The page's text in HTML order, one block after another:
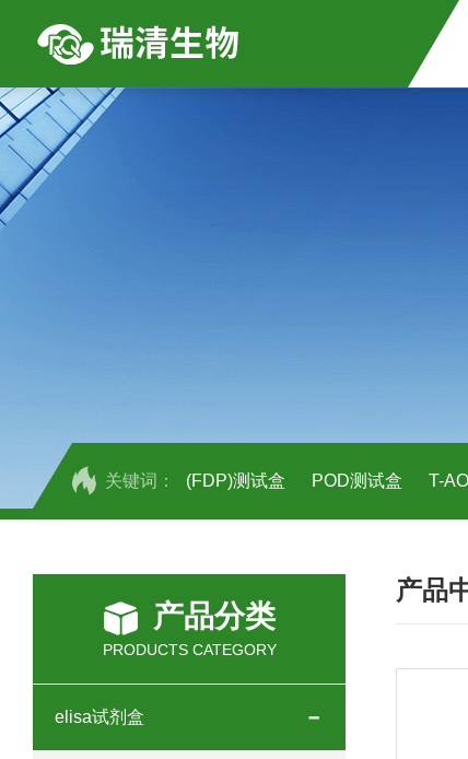
关键词： (FDP)测试盒 POD测试盒 T-
人全式钴氨素2(HTSB2)elisa试剂盒
人鞘脂(SPH)elisa试剂盒现货速发
人蓝氏贾第虫(GL)elisa试剂盒厂家直
产品分类
PRODUCTS CATEGORY
elisa试剂盒
产品